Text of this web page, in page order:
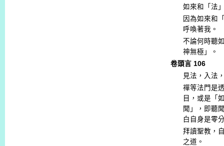
如來和「法
因為如來和
呼喚著我。
不論何時聽
神無極」。
卷頭言 106
見法，入法
禪等法門是
目，或是「
聞」，即聽
白自身是零
拜讀聖教，
之道。